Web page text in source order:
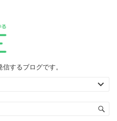
するブログです。